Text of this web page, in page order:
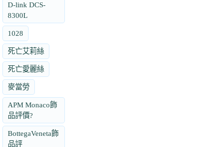
D-link DCS-
8300L
1028
死亡艾莉絲
死亡愛麗絲
麥當勞
APM Monaco飾
品評價?
BottegaVeneta飾
品評